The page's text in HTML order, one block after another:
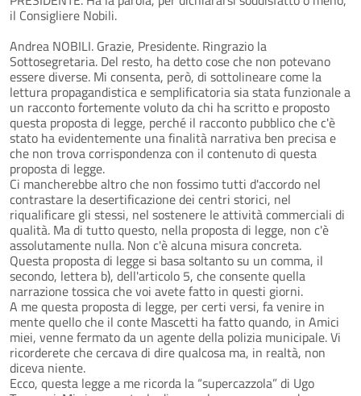
il Consigliere Nobili.
Andrea NOBILI. Grazie, Presidente. Ringrazio la
Sottosegretaria. Del resto, ha detto cose che non potevano
essere diverse. Mi consenta, però, di sottolineare come la
lettura propagandistica e semplificatoria sia stata funzionale a
un racconto fortemente voluto da chi ha scritto e proposto
questa proposta di legge, perché il racconto pubblico che c'è
stato ha evidentemente una finalità narrativa ben precisa e
che non trova corrispondenza con il contenuto di questa
proposta di legge.
Ci mancherebbe altro che non fossimo tutti d'accordo nel
contrastare la desertificazione dei centri storici, nel
riqualificare gli stessi, nel sostenere le attività commerciali di
qualità. Ma di tutto questo, nella proposta di legge, non c'è
assolutamente nulla. Non c'è alcuna misura concreta.
Questa proposta di legge si basa soltanto su un comma, il
secondo, lettera b), dell'articolo 5, che consente quella
narrazione tossica che voi avete fatto in questi giorni.
A me questa proposta di legge, per certi versi, fa venire in
mente quello che il conte Mascetti ha fatto quando, in Amici
miei, venne fermato da un agente della polizia municipale. Vi
ricorderete che cercava di dire qualcosa ma, in realtà, non
diceva niente.
Ecco, questa legge a me ricorda la “supercazzola” di Ugo